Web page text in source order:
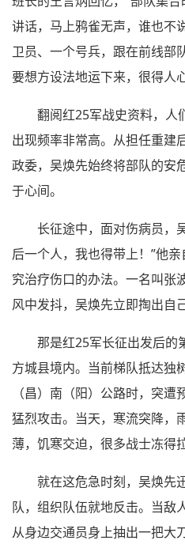
讲话，马上鸦雀无声，谁也
卫员、一个号兵，跟在前线部
要想方设法地运下来，很得人
翻阅红25军战史资料，人
出现频率非常高。从担任重建
政委，吴焕先始终将部队的安
于心间。
长征途中，面对伤病员，
后一个人，我也得带上！”他
究治疗伤口的办法。一名叫张
风中发抖，吴焕先立即掏出自
那是红25军长征出发后的
方城县境内。当前梯队抵达独
（昌）南（阳）公路时，突
猛烈攻击。当天，寒流突降，
薄，饥寒交迫，很多战士冻得
就在这危急时刻，吴焕先
队，组织队伍就地反击。当敌
从身边交通员身上抽出一把大